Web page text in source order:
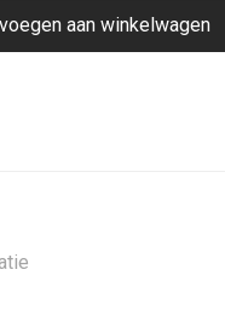
aan winkelwagen